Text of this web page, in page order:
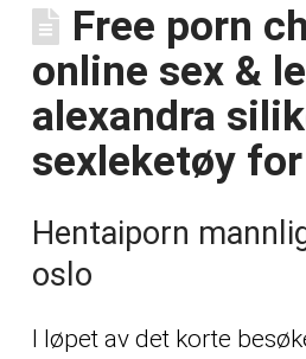
Free porn
online sex &
alexandra
sexleketøy
Hentaiporn
oslo
I løpet av det korte